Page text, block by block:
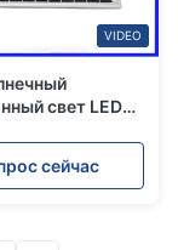
VIDEO
свет LED
сейчас